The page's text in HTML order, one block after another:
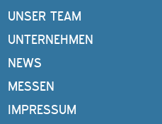
UNSER TEAM
UNTERNEHMEN
NEWS
MESSEN
IMPRESSUM